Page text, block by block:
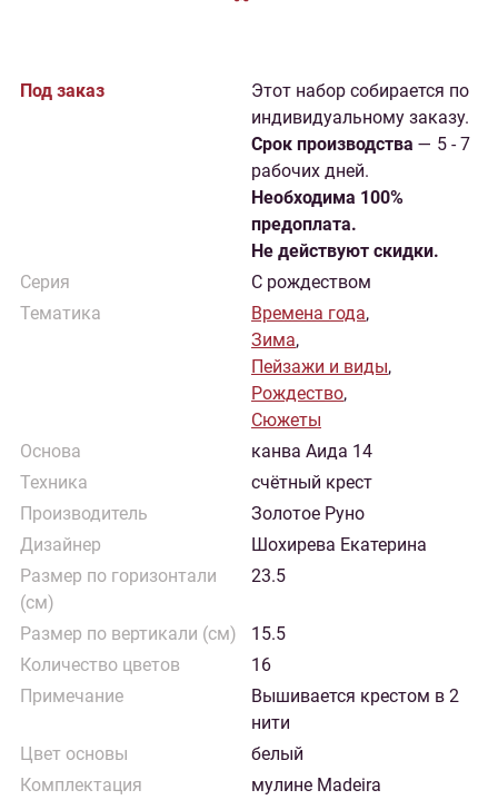
Под заказ
Этот набор собирается по
индивидуальному заказу.
Cрок производства — 5 - 7
рабочих дней.
Необходима 100%
предоплата.
Не действуют скидки.
Серия
С рождеством
Тематика
Времена года,
Зима,
Пейзажи и виды,
Рождество,
Сюжеты
Основа
канва Аида 14
Техника
счётный крест
Производитель
Золотое Руно
Дизайнер
Шохирева Екатерина
Размер по горизонтали
(см)
23.5
Размер по вертикали (см)
15.5
Количество цветов
16
Примечание
Вышивается крестом в 2
нити
Цвет основы
белый
Комплектация
мулине Madeira